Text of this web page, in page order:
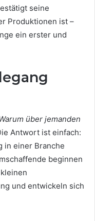
seine
Produktionen ist –
ein erster und
über jemanden
Antwort ist einfach:
in einer Branche
beginnen
und entwickeln sich